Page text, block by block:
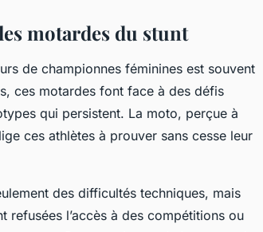
motardes du stunt
de championnes féminines est souvent
ces motardes font face à des défis
qui persistent. La moto, perçue à
ces athlètes à prouver sans cesse leur
des difficultés techniques, mais
refusées l’accès à des compétitions ou